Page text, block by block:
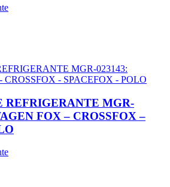
REFRIGERANTE MGR-
FOX – CROSSFOX –